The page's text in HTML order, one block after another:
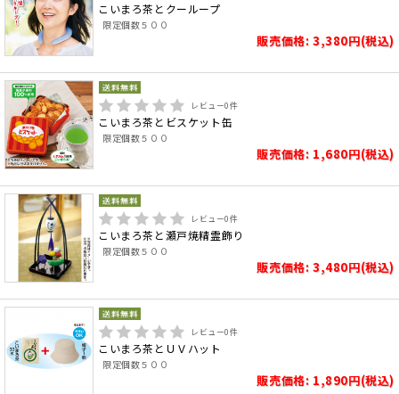
こいまろ茶とクーループ
限定個数５００
販売価格: 3,380円(税込)
レビュー0件
こいまろ茶とビスケット缶
限定個数５００
販売価格: 1,680円(税込)
レビュー0件
こいまろ茶と瀬戸焼精霊飾り
限定個数５００
販売価格: 3,480円(税込)
レビュー0件
こいまろ茶とＵＶハット
限定個数５００
販売価格: 1,890円(税込)